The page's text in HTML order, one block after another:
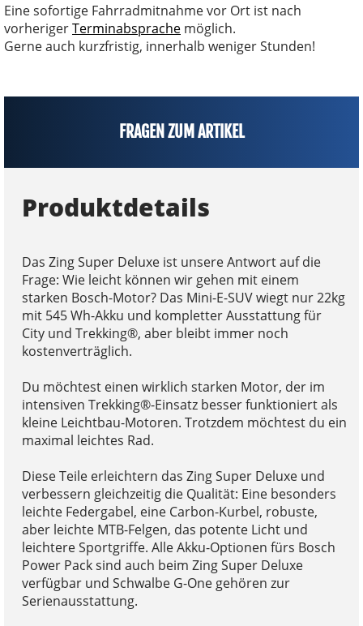
Eine sofortige Fahrradmitnahme vor Ort ist nach
vorherigerTerminabsprache möglich.
Gerne auch kurzfristig, innerhalb weniger Stunden!
FRAGEN ZUM ARTIKEL
Produktdetails
Das Zing Super Deluxe ist unsere Antwort auf die
Frage: Wie leicht können wir gehen mit einem
starken Bosch-Motor? Das Mini-E-SUV wiegt nur 22kg
mit 545 Wh-Akku und kompletter Ausstattung für
City und Trekking®, aber bleibt immer noch
kostenverträglich.
Du möchtest einen wirklich starken Motor, der im
intensiven Trekking®-Einsatz besser funktioniert als
kleine Leichtbau-Motoren. Trotzdem möchtest du ein
maximal leichtes Rad.
Diese Teile erleichtern das Zing Super Deluxe und
verbessern gleichzeitig die Qualität: Eine besonders
leichte Federgabel, eine Carbon-Kurbel, robuste,
aber leichte MTB-Felgen, das potente Licht und
leichtere Sportgriffe. Alle Akku-Optionen fürs Bosch
Power Pack sind auch beim Zing Super Deluxe
verfügbar und Schwalbe G-One gehören zur
Serienausstattung.